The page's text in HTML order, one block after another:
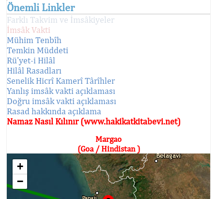
Önemli Linkler
Farklı Takvim ve İmsâkiyeler
İmsâk Vakti
Mühim Tenbîh
Temkin Müddeti
Rü'yet-i Hilâl
Hilâl Rasadları
Senelik Hicrî Kamerî Târîhler
Yanlış imsâk vakti açıklaması
Doğru imsâk vakti açıklaması
Rasad hakkında açıklama
Namaz Nasıl Kılınır (www.hakikatkitabevi.net)
Margao
(Goa / Hindistan )
+
−